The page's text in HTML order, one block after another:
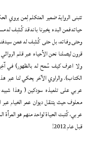
تتبنى الرواية ضمير المتكلم لِمن يروي
حياته فمن البدء يخبرنا بانه قد كُشِف له
وحتى وفاته، بل حتى كُشِف له عمن
قرون ليصلنا نحن الأحياء عبر قلم
ولا اعرف كيف سُمح له بالظهور)
الكتاب). والراوي الآخر يحكي لنا عبر
عربي على تلميذه سودكين ( وهذا شبيه
عربي، كُتبت الحياة لواحد منهم هو
قبل عام 2012!